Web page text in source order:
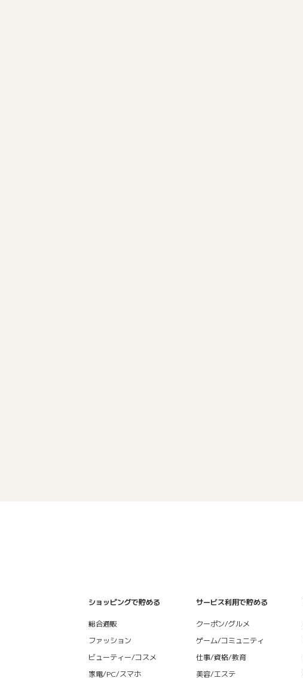
ショッピングで貯める
総合通販
ファッション
ビューティー/コスメ
家電/PC/スマホ
サービス利用で貯める
クーポン/グルメ
ゲーム/コミュニティ
仕事/資格/教育
美容/エステ